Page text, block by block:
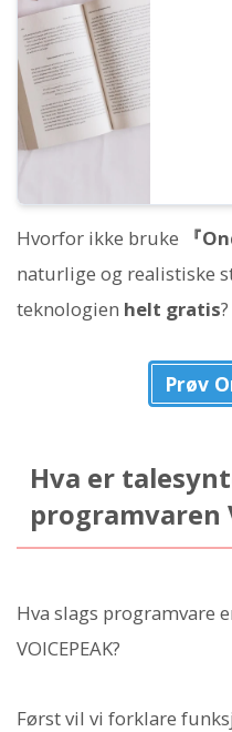
Hvorfor ikke bruke 『
naturlige og realistiske
teknologien helt gratis?
Prøv
Hva er
programvaren
Hva slags programvare
VOICEPEAK?
Først vil vi forklare